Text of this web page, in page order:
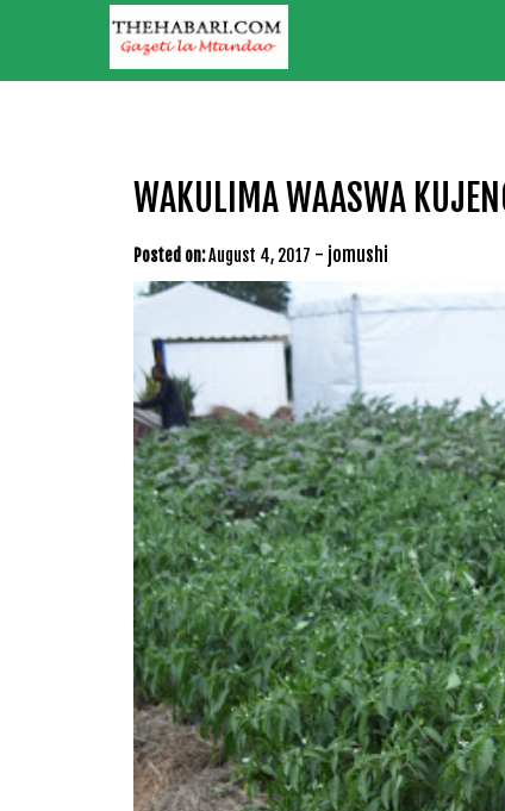
WAKULIMA WAASWA
Posted on:August 4, 2017 - jomushi